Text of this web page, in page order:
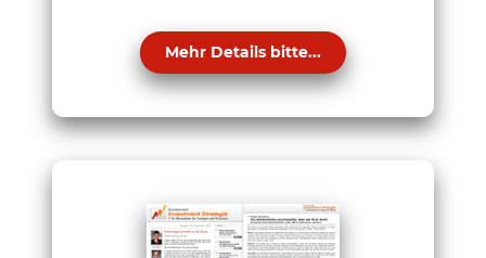
Mehr Details bitte...